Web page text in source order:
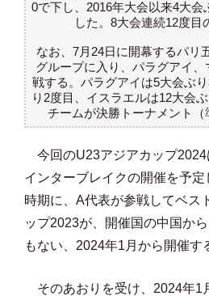
0で下し、2016年大会以来4大会
した。8大会連続12度目
なお、7月24日に開幕するパリ
グループに入り、パラグアイ
戦する。パラグアイは5大会ぶ
り2度目、イスラエルは12大会
チームが決勝トーナメント（
今回のU23アジアカップ2024
インターブレイクの開催を予
時期に、A代表が参戦してベス
ップ2023が、開催国の中国か
もない、2024年1月から開催す
そのあおりを受け、2024年1